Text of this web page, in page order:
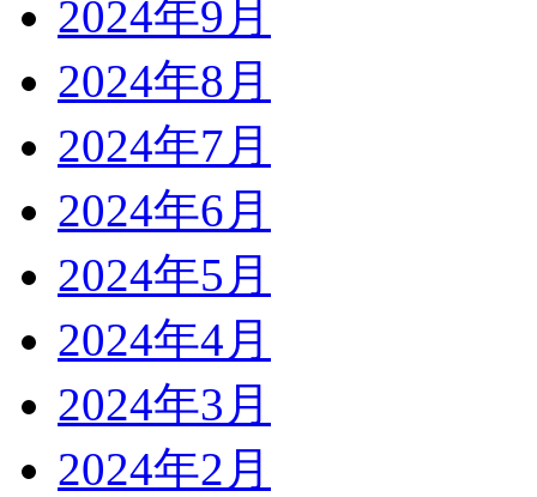
2024年9月
2024年8月
2024年7月
2024年6月
2024年5月
2024年4月
2024年3月
2024年2月